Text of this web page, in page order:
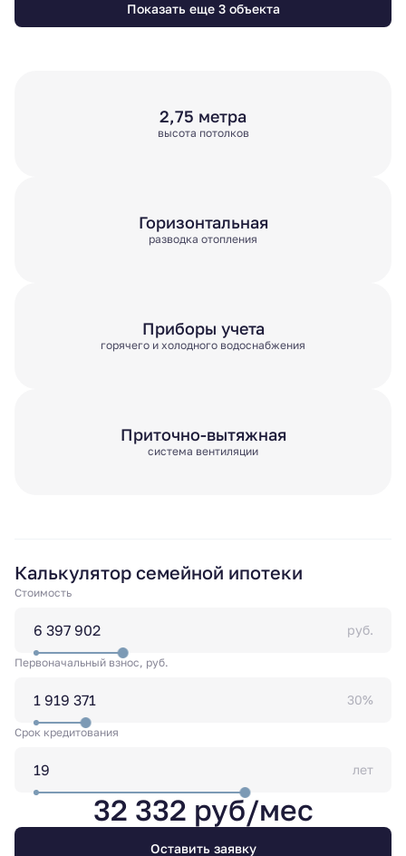
Показать еще 3 объектa
2,75 метра
высота потолков
Горизонтальная
разводка отопления
Приборы учета
горячего и холодного водоснабжения
Приточно-вытяжная
система вентиляции
Калькулятор семейной ипотеки
Стоимость
руб.
Первоначальный взнос, руб.
30%
Срок кредитования
лет
32 332 руб/мес
Оставить заявку